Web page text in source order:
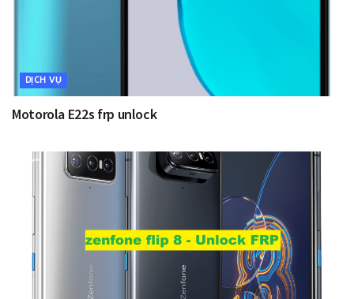
DỊCH VỤ
Motorola E22s frp unlock